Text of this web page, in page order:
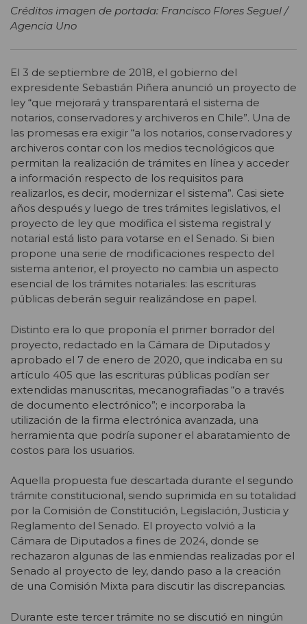
Créditos imagen de portada: Francisco Flores Seguel /
Agencia Uno
El 3 de septiembre de 2018, el gobierno del
expresidente Sebastián Piñera anunció un proyecto de
ley “que mejorará y transparentará el sistema de
notarios, conservadores y archiveros en Chile”. Una de
las promesas era exigir “a los notarios, conservadores y
archiveros contar con los medios tecnológicos que
permitan la realización de trámites en línea y acceder
a información respecto de los requisitos para
realizarlos, es decir, modernizar el sistema”. Casi siete
años después y luego de tres trámites legislativos, el
proyecto de ley que modifica el sistema registral y
notarial está listo para votarse en el Senado. Si bien
propone una serie de modificaciones respecto del
sistema anterior, el proyecto no cambia un aspecto
esencial de los trámites notariales: las escrituras
públicas deberán seguir realizándose en papel.
Distinto era lo que proponía el primer borrador del
proyecto, redactado en la Cámara de Diputados y
aprobado el 7 de enero de 2020, que indicaba en su
artículo 405 que las escrituras públicas podían ser
extendidas manuscritas, mecanografiadas “o a través
de documento electrónico”; e incorporaba la
utilización de la firma electrónica avanzada, una
herramienta que podría suponer el abaratamiento de
costos para los usuarios.
Aquella propuesta fue descartada durante el segundo
trámite constitucional, siendo suprimida en su totalidad
por la Comisión de Constitución, Legislación, Justicia y
Reglamento del Senado. El proyecto volvió a la
Cámara de Diputados a fines de 2024, donde se
rechazaron algunas de las enmiendas realizadas por el
Senado al proyecto de ley, dando paso a la creación
de una Comisión Mixta para discutir las discrepancias.
Durante este tercer trámite no se discutió en ningún